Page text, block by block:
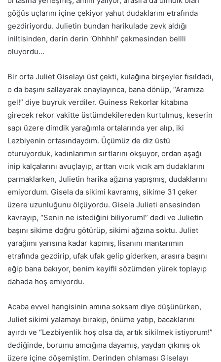
göğüs uçlarını içine çekiyor yahut dudaklarını etrafında
gezdiriyordu. Julietin bundan harikulade zevk aldığı
iniltisinden, derin derin ‘Ohhhh!’ çekmesinden bellli
oluyordu…
Bir orta Juliet Giselayı üst çekti, kulağına birşeyler fısıldadı,
o da başını sallayarak onaylayınca, bana dönüp, “Aramıza
gel!” diye buyruk verdiler. Guiness Rekorlar kitabına
girecek rekor vakitte üstümdekilereden kurtulmuş, keserin
sapı üzere dimdik yarağımla ortalarında yer alıp, iki
Lezbiyenin ortasındaydım. Üçümüz de diz üstü
oturuyorduk, kadınlarımın sırtlarını okşuyor, ordan aşağı
inip kalçalarını avuçlayıp, arttan vıcık vıcık am dudaklarını
parmaklarken, Julietin harika ağzına yapışmış, dudaklarını
emiyordum. Gisela da sikimi kavramış, sikime 31 çeker
üzere uzunluğunu ölçüyordu. Gisela Julieti ensesinden
kavrayıp, “Senin ne istediğini biliyorum!” dedi ve Julietin
başını sikime doğru götürüp, sikimi ağzına soktu. Juliet
yarağımı yarısına kadar kapmış, lisanını mantarımın
etrafında gezdirip, ufak ufak gelip giderken, arasıra başını
eğip bana bakıyor, benim keyifli sözümden yürek toplayıp
dahada hoş emiyordu.
Acaba evvel hangisinin amına soksam diye düşünürken,
Juliet sikimi yalamayı bırakıp, önüme yatıp, bacaklarını
ayırdı ve “Lezbiyenlik hoş olsa da, artık sikilmek istiyorum!”
dediğinde, borumu amcığına dayamış, yaydan çıkmış ok
üzere içine döşemiştim. Derinden ohlaması Giselayı